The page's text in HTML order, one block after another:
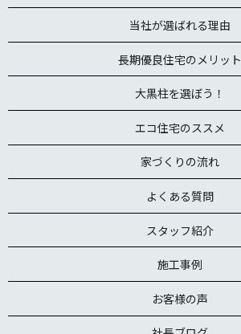
当社が選ばれる理由
長期優良住宅のメリット
大黒柱を選ぼう！
エコ住宅のススメ
家づくりの流れ
よくある質問
スタッフ紹介
施工事例
お客様の声